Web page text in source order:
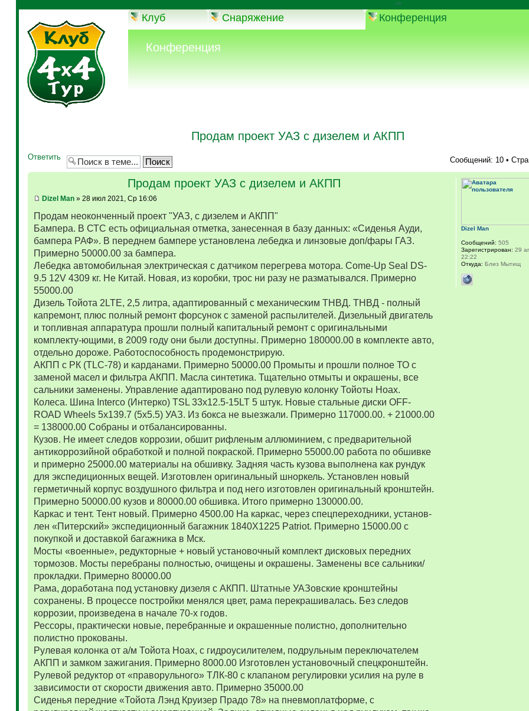
-->
Клуб Снаряжение Конференция
Конференция
Продам проект УАЗ с дизелем и АКПП
Ответить Сообщений: 10 •
Продам проект УАЗ с дизелем и АКПП
Dizel Man» 28 июл 2021, Ср 16:06
Продам неоконченный проект "УАЗ, с дизелем и АКПП"
Бампера. В СТС есть официальная отметка, занесенная в базу данных: «Сиденья Ауди,
бампера РАФ». В переднем бампере установлена лебедка и линзовые доп/фары ГАЗ.
Примерно 50000.00 за бампера.
Лебедка автомобильная электрическая с датчиком перегрева мотора. Come-Up Seal DS-
9.5 12V 4309 кг. Не Китай. Новая, из коробки, трос ни разу не разматывался. Примерно
55000.00
Дизель Тойота 2LTE, 2,5 литра, адаптированный с механическим ТНВД. ТНВД - полный
капремонт, плюс полный ремонт форсунок с заменой распылителей. Дизельный двигатель
и топливная аппаратура прошли полный капитальный ремонт с оригинальными
комплекту-ющими, в 2009 году они были доступны. Примерно 180000.00 в комплекте авто,
отдельно дороже. Работоспособность продемонстрирую.
АКПП с РК (TLC-78) и карданами. Примерно 50000.00 Промыты и прошли полное ТО с
заменой масел и фильтра АКПП. Масла синтетика. Тщательно отмыты и окрашены, все
сальники заменены. Управление адаптировано под рулевую колонку Тойоты Ноах.
Колеса. Шина Interco (Интерко) TSL 33x12.5-15LT 5 штук. Новые стальные диски OFF-
ROAD Wheels 5x139.7 (5x5.5) УАЗ. Из бокса не выезжали. Примерно 117000.00. + 21000.00
= 138000.00 Собраны и отбалансированны.
Кузов. Не имеет следов коррозии, обшит рифленым аллюминием, с предварительной
антикоррозийной обработкой и полной покраской. Примерно 55000.00 работа по обшивке
и примерно 25000.00 материалы на обшивку. Задняя часть кузова выполнена как рундук
для экспедиционных вещей. Изготовлен оригинальный шноркель. Установлен новый
герметичный корпус воздушного фильтра и под него изготовлен оригинальный кронштейн.
Примерно 50000.00 кузов и 80000.00 обшивка. Итого примерно 130000.00.
Каркас и тент. Тент новый. Примерно 4500.00 На каркас, через спецпереходники, установ-
лен «Питерский» экспедиционный багажник 1840Х1225 Patriot. Примерно 15000.00 с
покупкой и доставкой багажника в Мск.
Мосты «военные», редукторные + новый установочный комплект дисковых передних
тормозов. Мосты перебраны полностью, очищены и окрашены. Заменены все сальники/
прокладки. Примерно 80000.00
Рама, доработана под установку дизеля с АКПП. Штатные УАЗовские кронштейны
сохранены. В процессе постройки менялся цвет, рама перекрашивалась. Без следов
коррозии, произведена в начале 70-х годов.
Рессоры, практически новые, перебранные и окрашенные полистно, дополнительно
полистно прокованы.
Рулевая колонка от а/м Тойота Ноах, с гидроусилителем, подрульным переключателем
АКПП и замком зажигания. Примерно 8000.00 Изготовлен установочный спецкронштейн.
Рулевой редуктор от «праворульного» ТЛК-80 с клапаном регулировки усилия на руле в
зависимости от скорости движения авто. Примерно 35000.00
Сиденья передние «Тойота Лэнд Круизер Прадо 78» на пневмоплатформе, с
Dizel Man
Сообщений: 505
Зарегистрирован: 29
22:22
Откуда: Близ Мытищ